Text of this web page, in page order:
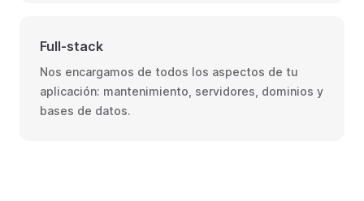
Full-stack
Nos encargamos de todos los aspectos de tu
aplicación: mantenimiento, servidores, dominios y
bases de datos.